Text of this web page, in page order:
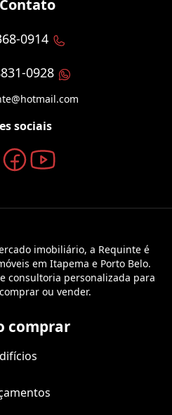
Contato
0914
0928
sociais
imobiliário, a Requinte é
em Itapema e Porto Belo.
consultoria personalizada para
ou vender.
comprar